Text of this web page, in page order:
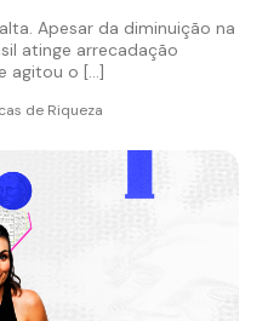
Apesar da diminuição na
atinge arrecadação
agitou o […]
de Riqueza